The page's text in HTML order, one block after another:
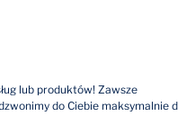
lub produktów! Zawsze
do Ciebie maksymalnie